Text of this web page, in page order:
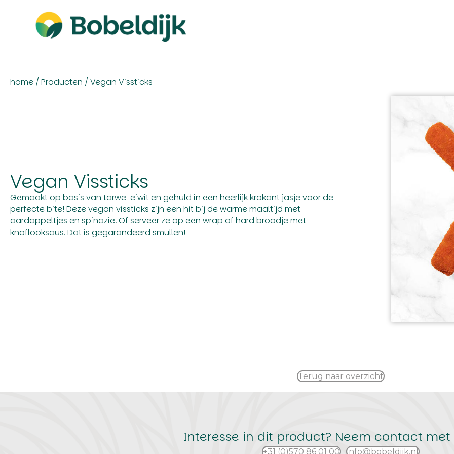
home / Producten / Vegan Vissticks
Vegan Vissticks
Gemaakt op basis van tarwe-eiwit en gehuld in een heerlijk krokant jasje voor de
perfecte bite! Deze vegan vissticks zijn een hit bij de warme maaltijd met
aardappeltjes en spinazie. Of serveer ze op een wrap of hard broodje met
knoflooksaus. Dat is gegarandeerd smullen!
Terug naar overzicht
Interesse in dit product? Neem contact met
+31 (0)570 86 01 00 info@bobeldijk.nl